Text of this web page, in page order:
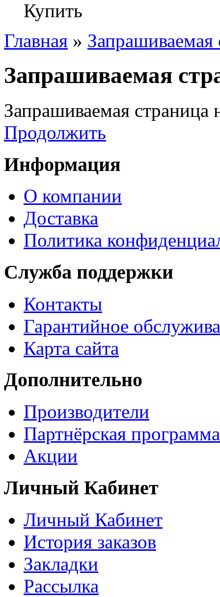
Купить
Главная » Запрашиваемая
Запрашиваемая
Запрашиваемая страница
Продолжить
Информация
О компании
Доставка
Политика
Служба поддержки
Контакты
Гарантийное
Карта сайта
Дополнительно
Производители
Партнёрская программа
Акции
Личный Кабинет
Личный Кабинет
История заказов
Закладки
Рассылка